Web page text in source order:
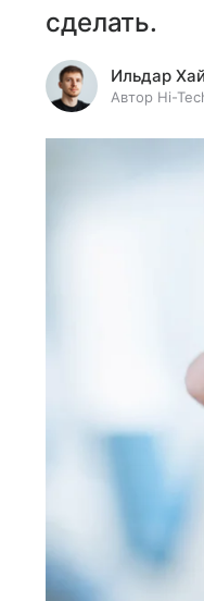
сделать.
Ильдар
Автор Hi-